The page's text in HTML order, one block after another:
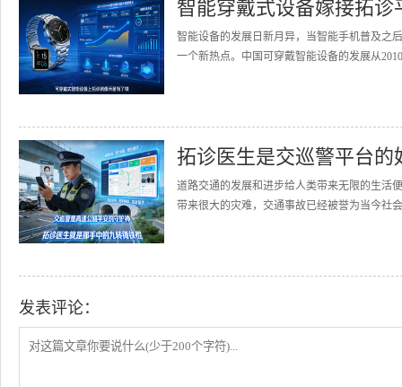
智能穿戴式设备嫁接拓
智能设备的发展日新月异，当智能手机普及之
一个新热点。中国可穿戴智能设备的发展从
拓诊医生是交巡警平台的
道路交通的发展和进步给人类带来无限的生活
带来很大的灾难，交通事故已经被誉为当今社
发表评论：